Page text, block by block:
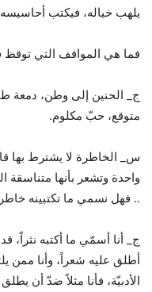
يلهب خياله، فيكتب
فما هي المواقف التي
ج_ الحنين إلى وطن، دمعة
متوقع، حبّ مكلوم.
س_ الخاطرة لا يشترط بها
واحدة وتشعر بأنها
.. فهل نسمي ما تكتبينه
ج_ أنا أسمّي ما أكتبه نثراً،
أطلق عليه شعراً، وأنا ممن
الأدبيّة، فأنا مثلاً ضدّ أن